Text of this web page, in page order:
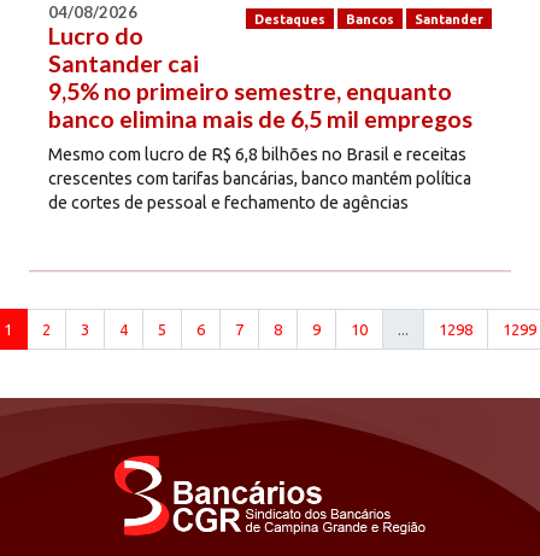
Destaques Bancos Santander
04/08/2026
Lucro do
Santander cai
9,5% no primeiro semestre, enquanto
banco elimina mais de 6,5 mil empregos
Mesmo com lucro de R$ 6,8 bilhões no Brasil e receitas
crescentes com tarifas bancárias, banco mantém política
de cortes de pessoal e fechamento de agências
1 2 3 4 5 6 7 8 9 10 ... 1298 1299